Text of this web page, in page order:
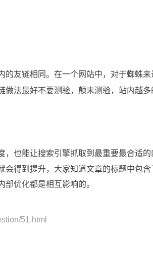
链相同。在一个网站中，对于蜘蛛来
法最好不要测验，颠末测验，站内越多
能让搜索引擎抓取到最重要最合适的
得到提升，大家知道文章的标题中包
优化都是相互影响的。
51.html